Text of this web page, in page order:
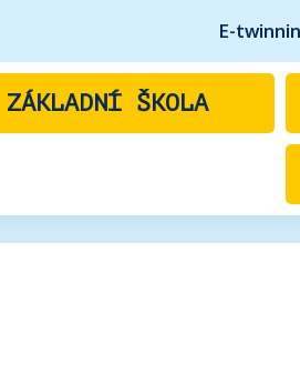
E-
ZÁKLADNÍ ŠKOLA